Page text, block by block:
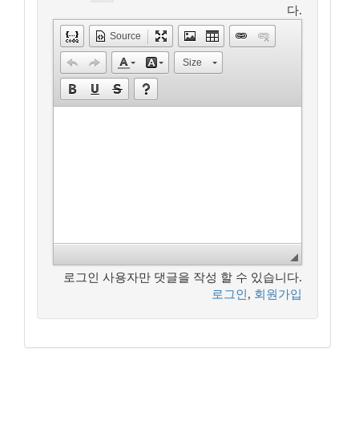
다.
Source
Size
로그인 사용자만 댓글을 작성 할 수 있습니다.
로그인 , 회원가입